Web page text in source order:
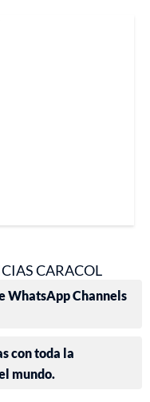
CARACOL
WhatsApp Channels
con toda la
mundo.